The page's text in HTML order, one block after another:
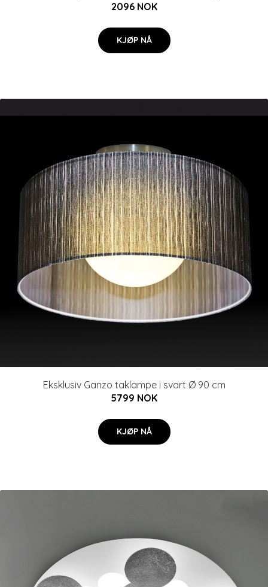
2096 NOK
KJØP NÅ
Eksklusiv Ganzo taklampe i svart Ø 90 cm
5799 NOK
KJØP NÅ